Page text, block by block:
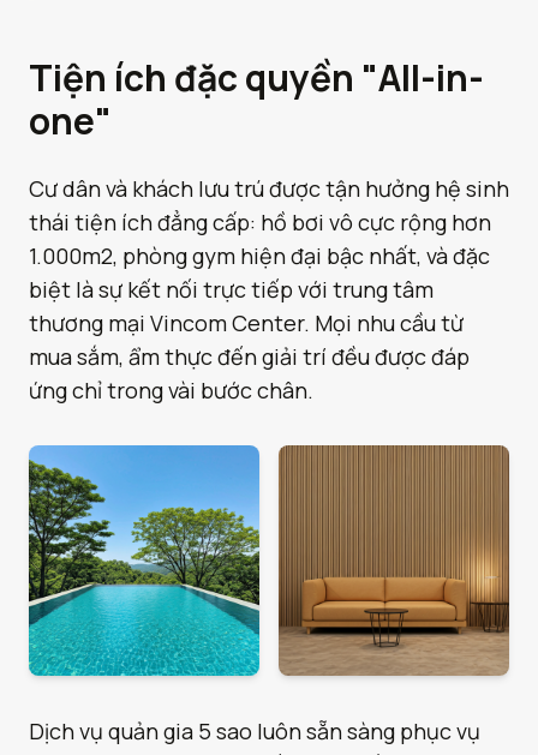
Tiện ích đặc quyền "All-in-
one"
Cư dân và khách lưu trú được tận hưởng hệ sinh
thái tiện ích đẳng cấp: hồ bơi vô cực rộng hơn
1.000m2, phòng gym hiện đại bậc nhất, và đặc
biệt là sự kết nối trực tiếp với trung tâm
thương mại Vincom Center. Mọi nhu cầu từ
mua sắm, ẩm thực đến giải trí đều được đáp
ứng chỉ trong vài bước chân.
Dịch vụ quản gia 5 sao luôn sẵn sàng phục vụ